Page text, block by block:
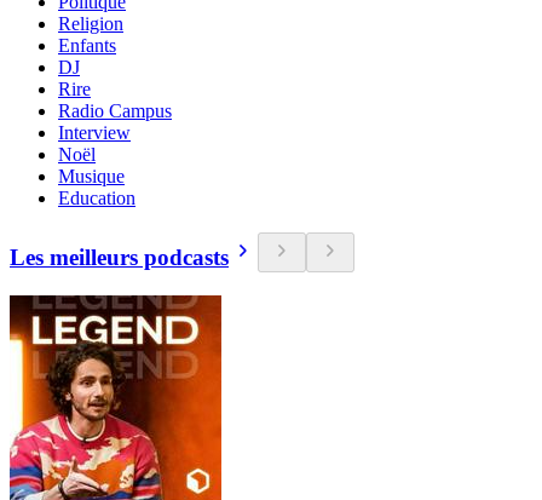
Religion
Enfants
DJ
Rire
Radio Campus
Interview
Noël
Musique
Education
Les meilleurs podcasts